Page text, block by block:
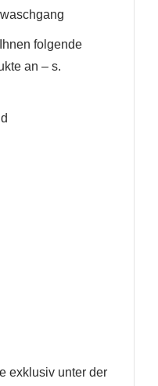
folgende
an – s.
exklusiv unter der